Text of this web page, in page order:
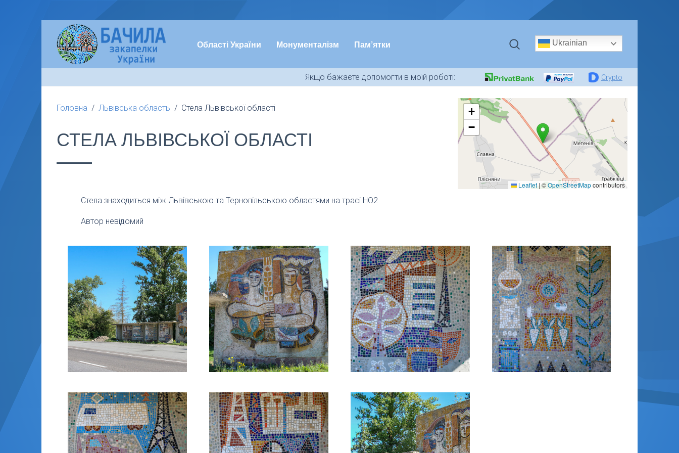
Області України Монументалізм Пам’ятки Ukrainian
Якщо бажаєте допомогти в моїй роботі: Crypto
Головна Львівська область Стела Львівської області
СТЕЛА ЛЬВІВСЬКОЇ ОБЛАСТІ
+
−
Leaflet | ©OpenStreetMapcontributors
Стела знаходиться між Львівською та Тернопільською областями на трасі HO2
Автор невідомий